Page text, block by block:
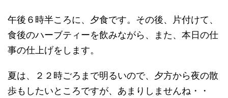
午後６時半ころに、夕食です。その後、片付けて、
食後のハーブティーを飲みながら、また、本日の仕
事の仕上げをします。
夏は、２２時ごろまで明るいので、夕方から夜の散
歩もしたいところですが、あまりしませんね・・